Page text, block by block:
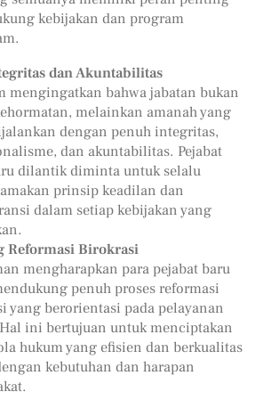
kebijakan dan program
dan Akuntabilitas
mengingatkan bahwa jabatan bukan
melainkan amanah yang
dengan penuh integritas,
dan akuntabilitas. Pejabat
dilantik diminta untuk selalu
prinsip keadilan dan
dalam setiap kebijakan yang
Reformasi Birokrasi
mengharapkan para pejabat baru
penuh proses reformasi
yang berorientasi pada pelayanan
ini bertujuan untuk menciptakan
hukum yang efisien dan berkualitas
kebutuhan dan harapan